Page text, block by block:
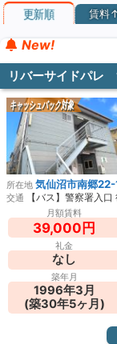
更新順 賃料
New!
リバーサイドパレ
キャッシュバック対象
所在地 気仙沼市南郷
交通 【バス】警察署入
月額賃料
39,000円
礼金
なし
築年月
1996年3月
(築30年5ヶ月)